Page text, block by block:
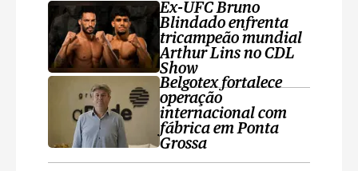
Ex-UFC Bruno
Blindado enfrenta
tricampeão mundial
Arthur Lins no CDL
Show
Belgotex fortalece
operação
internacional com
fábrica em Ponta
Grossa